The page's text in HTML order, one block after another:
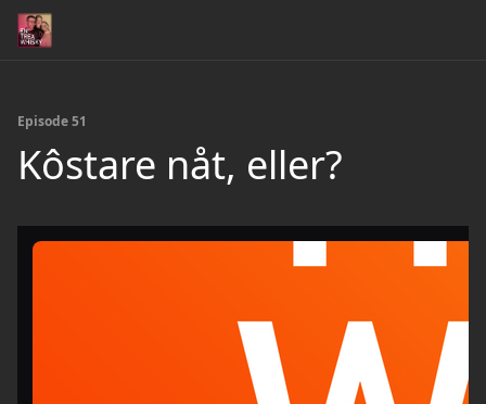
Episode 51
Kôstare nåt, eller?